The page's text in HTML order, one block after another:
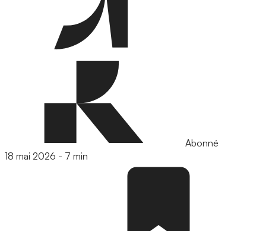
Abonné
18 mai 2026 - 7 min